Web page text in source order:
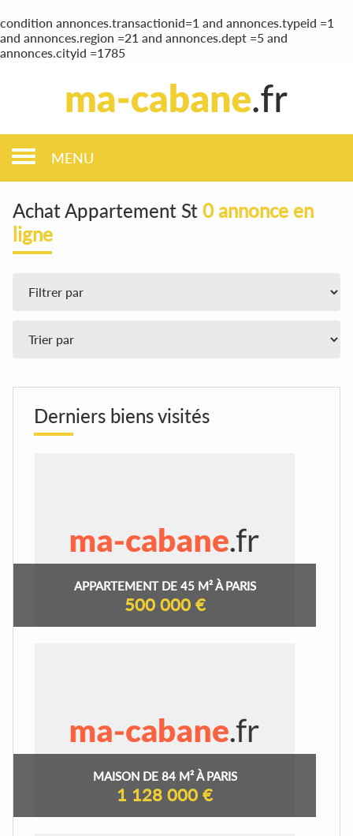
condition annonces.transactionid=1 and annonces.typeid =1
and annonces.region =21 and annonces.dept =5 and
annonces.cityid =1785
MENU
Achat Appartement St 0 annonce en
ligne
Derniers biens visités
APPARTEMENT DE 45 M² À PARIS
500 000 €
MAISON DE 84 M² À PARIS
1 128 000 €